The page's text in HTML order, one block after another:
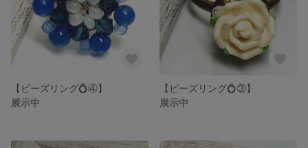
【ビーズリング💍④】
展示中
【ビーズリング💍③】
展示中